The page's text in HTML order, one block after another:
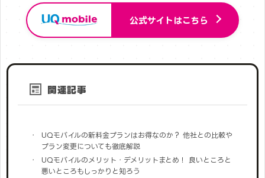
公式サイトはこちら
関連記事
UQモバイルの新料金プランはお得なのか？ 他社との比較や
プラン変更についても徹底解説
UQモバイルのメリット・デメリットまとめ！ 良いところと
悪いところもしっかりと知ろう